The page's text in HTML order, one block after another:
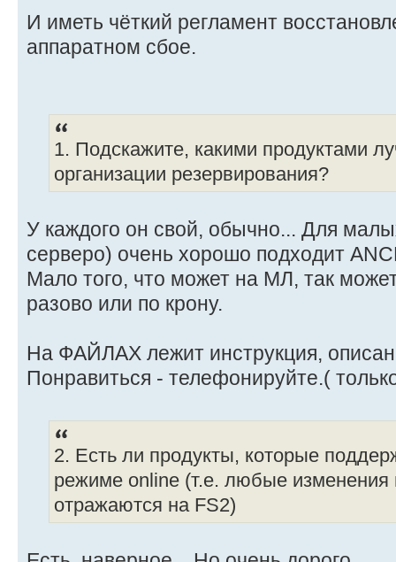
И иметь чёткий регламент
аппаратном сбое.
1. Подскажите, какими продуктами
организации резервирования?
У каждого он свой, обычно... Для
серверо) очень хорошо подходит
Мало того, что может на МЛ, так
разово или по крону.
На ФАЙЛАХ лежит инструкция,
Понравиться - телефонируйте.(
2. Есть ли продукты, которые
режиме online (т.е. любые изменения
отражаются на FS2)